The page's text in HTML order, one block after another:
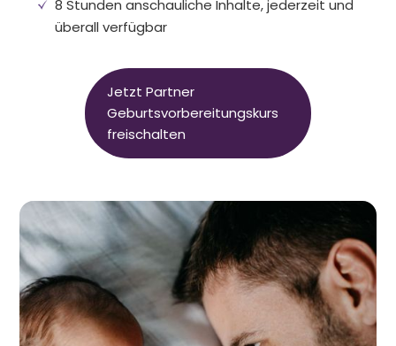
8 Stunden anschauliche Inhalte, jederzeit und
überall verfügbar
Jetzt Partner
Geburtsvorbereitungskurs
freischalten